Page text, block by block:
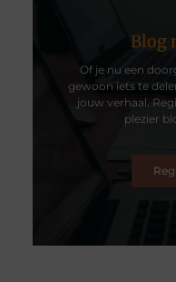
Blog
Of je nu een
gewoon iets te
jouw verhaal.
plezier